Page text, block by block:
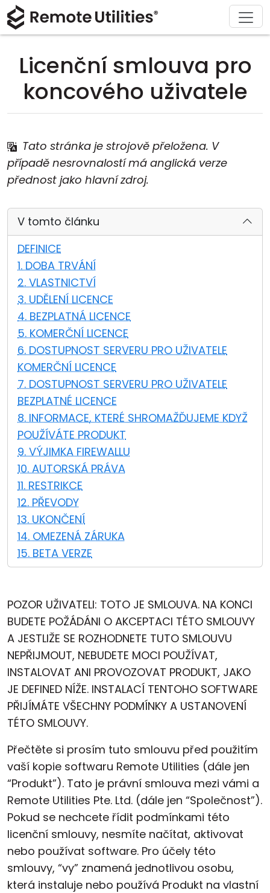
Licenční smlouva pro
koncového uživatele
Tato stránka je strojově přeložena. V
případě nesrovnalostí má anglická verze
přednost jako hlavní zdroj.
V tomto článku
DEFINICE
1. DOBA TRVÁNÍ
2. VLASTNICTVÍ
3. UDĚLENÍ LICENCE
4. BEZPLATNÁ LICENCE
5. KOMERČNÍ LICENCE
6. DOSTUPNOST SERVERU PRO UŽIVATELE
KOMERČNÍ LICENCE
7. DOSTUPNOST SERVERU PRO UŽIVATELE
BEZPLATNÉ LICENCE
8. INFORMACE, KTERÉ SHROMAŽĎUJEME KDYŽ
POUŽÍVÁTE PRODUKT
9. VÝJIMKA FIREWALLU
10. AUTORSKÁ PRÁVA
11. RESTRIKCE
12. PŘEVODY
13. UKONČENÍ
14. OMEZENÁ ZÁRUKA
15. BETA VERZE
POZOR UŽIVATELI: TOTO JE SMLOUVA. NA KONCI
BUDETE POŽÁDÁNI O AKCEPTACI TÉTO SMLOUVY
A JESTLIŽE SE ROZHODNETE TUTO SMLOUVU
NEPŘIJMOUT, NEBUDETE MOCI POUŽÍVAT,
INSTALOVAT ANI PROVOZOVAT PRODUKT, JAKO
JE DEFINED NÍŽE. INSTALACÍ TENTOHO SOFTWARE
PŘIJÍMÁTE VŠECHNY PODMÍNKY A USTANOVENÍ
TÉTO SMLOUVY.
Přečtěte si prosím tuto smlouvu před použitím
vaší kopie softwaru Remote Utilities (dále jen
“Produkt”). Tato je právní smlouva mezi vámi a
Remote Utilities Pte. Ltd. (dále jen “Společnost”).
Pokud se nechcete řídit podmínkami této
licenční smlouvy, nesmíte načítat, aktivovat
nebo používat software. Pro účely této
smlouvy, “vy” znamená jednotlivou osobu,
která instaluje nebo používá Produkt na vlastní
Produkt
Bezpečnost
Režimy připojení
Podpora Active Directory
Konfigurace MSI
Cloud a on-premise
Řešení
Výroba a maloobchod
Informační technologie
Stáhnout
macOS
Koupit
Asistent licence
Podpora
Dokumentace
O nás
Tisková místnost